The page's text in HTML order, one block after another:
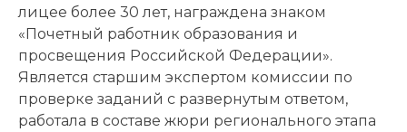
лицее более 30 лет, награждена знаком
«Почетный работник образования и
просвещения Российской Федерации».
Является старшим экспертом комиссии по
проверке заданий с развернутым ответом,
работала в составе жюри регионального этапа